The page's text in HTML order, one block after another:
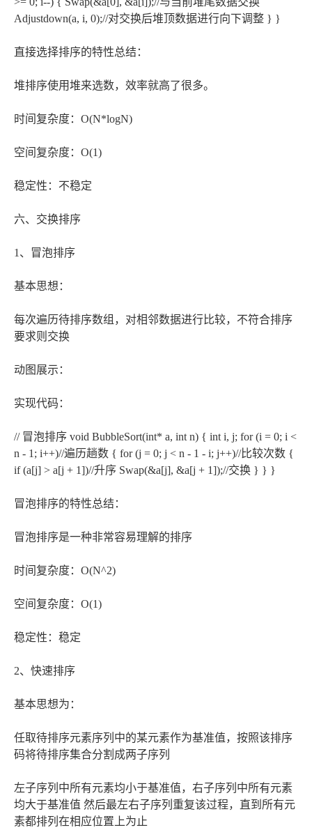
Adjustdown(a, i, 0);//对交换后堆顶数据进行向下调整 } }
直接选择排序的特性总结：
堆排序使用堆来选数，效率就高了很多。
时间复杂度：O(N*logN)
空间复杂度：O(1)
稳定性：不稳定
六、交换排序
1、冒泡排序
基本思想：
每次遍历待排序数组，对相邻数据进行比较，不符合排序
要求则交换
动图展示：
实现代码：
// 冒泡排序 void BubbleSort(int* a, int n) { int i, j; for (i = 0; i <
n - 1; i++)//遍历趟数 { for (j = 0; j < n - 1 - i; j++)//比较次数 {
if (a[j] > a[j + 1])//升序 Swap(&a[j], &a[j + 1]);//交换 } } }
冒泡排序的特性总结：
冒泡排序是一种非常容易理解的排序
时间复杂度：O(N^2)
空间复杂度：O(1)
稳定性：稳定
2、快速排序
基本思想为：
任取待排序元素序列中的某元素作为基准值，按照该排序
码将待排序集合分割成两子序列
左子序列中所有元素均小于基准值，右子序列中所有元素
均大于基准值 然后最左右子序列重复该过程，直到所有元
素都排列在相应位置上为止